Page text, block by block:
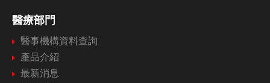
醫療部門
醫事機構資料查詢
產品介紹
最新消息